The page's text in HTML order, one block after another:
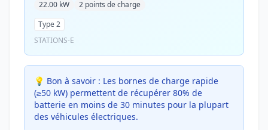
22.00 kW
2 points de charge
Type 2
STATIONS-E
💡 Bon à savoir : Les bornes de charge rapide
(≥50 kW) permettent de récupérer 80% de
batterie en moins de 30 minutes pour la plupart
des véhicules électriques.